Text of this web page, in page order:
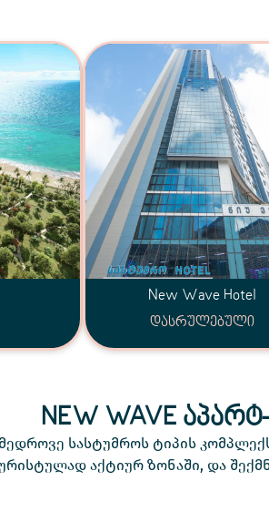
New Wave Hotel
დასრულებული
NEW WAVE
სასტუმროს ტიპის
აქტიურ ზონაში, და